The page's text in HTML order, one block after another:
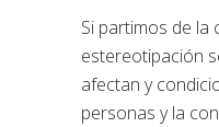
Si partimos de la
estereotipación
afectan y
personas y la